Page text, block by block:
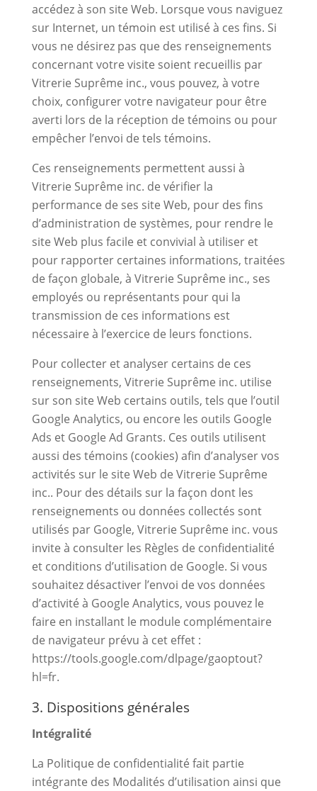
accédez à son site Web. Lorsque vous naviguez
sur Internet, un témoin est utilisé à ces fins. Si
vous ne désirez pas que des renseignements
concernant votre visite soient recueillis par
Vitrerie Suprême inc., vous pouvez, à votre
choix, configurer votre navigateur pour être
averti lors de la réception de témoins ou pour
empêcher l’envoi de tels témoins.
Ces renseignements permettent aussi à
Vitrerie Suprême inc. de vérifier la
performance de ses site Web, pour des fins
d’administration de systèmes, pour rendre le
site Web plus facile et convivial à utiliser et
pour rapporter certaines informations, traitées
de façon globale, à Vitrerie Suprême inc., ses
employés ou représentants pour qui la
transmission de ces informations est
nécessaire à l’exercice de leurs fonctions.
Pour collecter et analyser certains de ces
renseignements, Vitrerie Suprême inc. utilise
sur son site Web certains outils, tels que l’outil
Google Analytics, ou encore les outils Google
Ads et Google Ad Grants. Ces outils utilisent
aussi des témoins (cookies) afin d’analyser vos
activités sur le site Web de Vitrerie Suprême
inc.. Pour des détails sur la façon dont les
renseignements ou données collectés sont
utilisés par Google, Vitrerie Suprême inc. vous
invite à consulter les Règles de confidentialité
et conditions d’utilisation de Google. Si vous
souhaitez désactiver l’envoi de vos données
d’activité à Google Analytics, vous pouvez le
faire en installant le module complémentaire
de navigateur prévu à cet effet :
https://tools.google.com/dlpage/gaoptout?
hl=fr.
3. Dispositions générales
Intégralité
La Politique de confidentialité fait partie
intégrante des Modalités d’utilisation ainsi que